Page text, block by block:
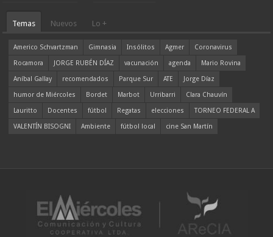
Temas Nuevos Lo +
Americo Schvartzman Gimnasia Insólitos Agmer
Coronavirus
Rocamora
JORGE RUBÉN DÍAZ vacunación agenda
Mario Rovina
Aníbal Gallay
recomendados Parque Sur ATE
Jorge Díaz
humor de Miércoles
Bordet Marbot Urribarri
Clara Chauvín
Lauritto
Docentes fútbol Regatas elecciones
TORNEO FEDERAL A
VALENTÍN BISOGNI
Ambiente fútbol local cine San Martín